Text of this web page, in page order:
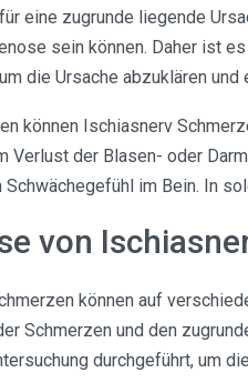
eine zugrunde liegende
sein können. Daher ist
die Ursache abzuklären
können Ischiasnerv
Verlust der Blasen- oder
Schwächegefühl im Bein. In
von
können auf
Schmerzen und den
durchgeführt, um